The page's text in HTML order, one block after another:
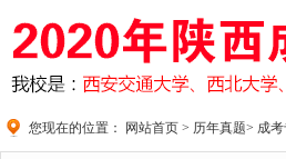
您现在的位置： 网站首页 > 历年真题> 成